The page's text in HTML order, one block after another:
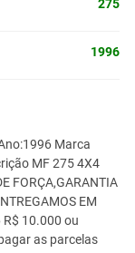
275
1996
Marca
MF 275 4X4
FORÇA,GARANTIA
EM
R$ 10.000 ou
as parcelas